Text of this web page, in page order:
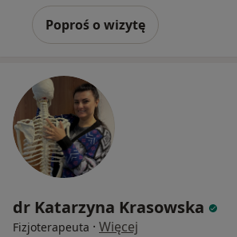
Poproś o wizytę
dr Katarzyna Krasowska
Fizjoterapeuta · Więcej